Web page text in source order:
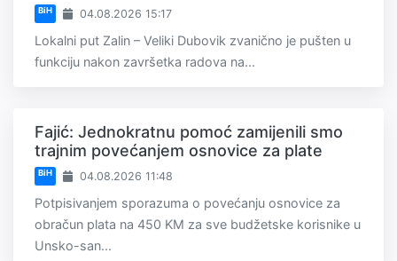
BiH 04.08.2026 15:17
Lokalni put Zalin – Veliki Dubovik zvanično je pušten u
funkciju nakon završetka radova na...
Fajić: Jednokratnu pomoć zamijenili smo
trajnim povećanjem osnovice za plate
BiH 04.08.2026 11:48
Potpisivanjem sporazuma o povećanju osnovice za
obračun plata na 450 KM za sve budžetske korisnike u
Unsko-san...